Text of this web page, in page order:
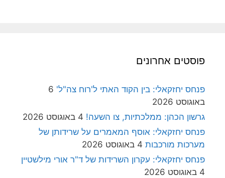
פוסטים אחרונים
פנחס יחזקאלי: בין הקוד האתי ל'רוח צה"ל' 6
באוגוסט 2026
גרשון הכהן: ממלכתיות, צו השעה! 4 באוגוסט 2026
פנחס יחזקאלי: אוסף המאמרים על שרידותן של
מערכות מורכבות 4 באוגוסט 2026
פנחס יחזקאלי: עקרון השרידות של ד"ר אורי מילשטיין
4 באוגוסט 2026